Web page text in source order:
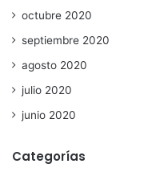
octubre 2020
septiembre 2020
agosto 2020
julio 2020
junio 2020
Categorías